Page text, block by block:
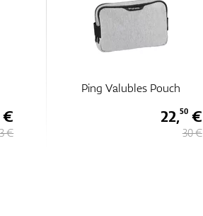
€
€
Ping Valubles Pouch
22,50€
30 €